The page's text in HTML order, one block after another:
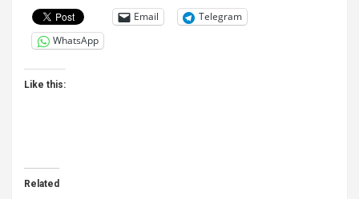
Email
Telegram
WhatsApp
Like this:
Related